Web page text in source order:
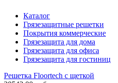
Каталог
Грязезащитные решетки
Покрытия коммерческие
Грязезащита для дома
Грязезащита для офиса
Грязезащита для гостиниц
Решетка Floortech с щеткой